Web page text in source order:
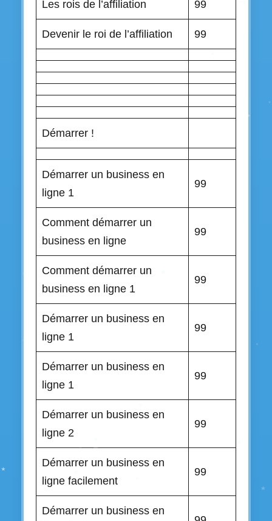
Les rois de l’affiliation 99
Devenir le roi de l’affiliation 99
Démarrer !
Démarrer un business en
ligne 1
99
Comment démarrer un
business en ligne
99
Comment démarrer un
business en ligne 1
99
Démarrer un business en
ligne 1
99
Démarrer un business en
ligne 1
99
Démarrer un business en
ligne 2
99
Démarrer un business en
ligne facilement
99
Démarrer un business en